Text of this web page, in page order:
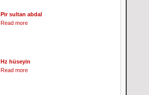
Pir sultan abdal
Read more
Hz hüseyin
Read more